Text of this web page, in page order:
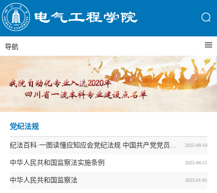
导航
党纪法规
2025-09-10
2025-06-11
中华人民共和国监察法实施条例
2025-01-01
中华人民共和国监察法